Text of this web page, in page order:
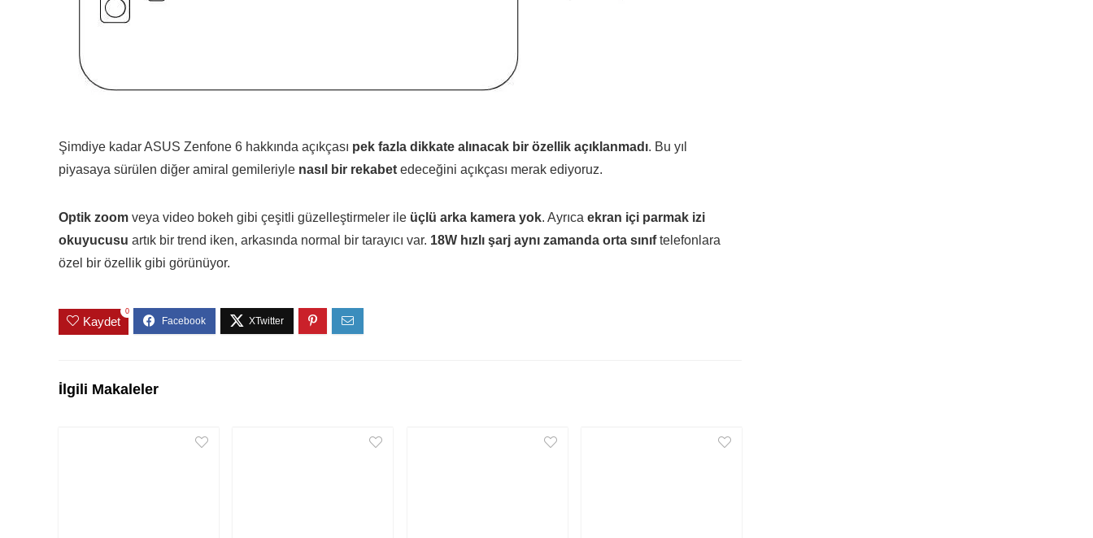
Şimdiye kadar ASUS Zenfone 6 hakkında açıkçası pek fazla dikkate alınacak bir özellik açıklanmadı. Bu yıl
piyasaya sürülen diğer amiral gemileriyle nasıl bir rekabet edeceğini açıkçası merak ediyoruz.
Optik zoom veya video bokeh gibi çeşitli güzelleştirmeler ile üçlü arka kamera yok. Ayrıca ekran içi parmak izi
okuyucusu artık bir trend iken, arkasında normal bir tarayıcı var. 18W hızlı şarj aynı zamanda orta sınıftelefonlara
özel bir özellik gibi görünüyor.
Kaydet
0
İlgili Makaleler